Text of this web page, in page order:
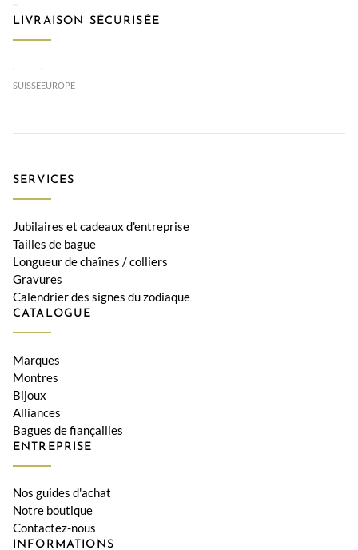
LIVRAISON SÉCURISÉE
SUISSEEUROPE
SERVICES
Jubilaires et cadeaux d'entreprise
Tailles de bague
Longueur de chaînes / colliers
Gravures
Calendrier des signes du zodiaque
CATALOGUE
Marques
Montres
Bijoux
Alliances
Bagues de fiançailles
ENTREPRISE
Nos guides d'achat
Notre boutique
Contactez-nous
INFORMATIONS